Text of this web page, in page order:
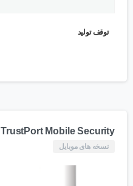
توقف تولید
TrustPort Mobile Security
نسخه های موبایل